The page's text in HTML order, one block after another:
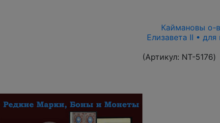
Каймановы о-
Елизавета II •
(Артикул: NT-5176)